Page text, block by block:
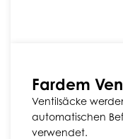
Fardem
Ventilsäcke
automatischen
verwendet.